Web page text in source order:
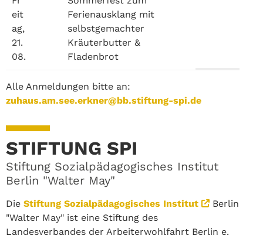
eit
ag,
21.
08.
Ferienausklang mit
selbstgemachter
Kräuterbutter &
Fladenbrot
Alle Anmeldungen bitte an:
zuhaus.am.see.erkner@bb.stiftung-spi.de
STIFTUNG SPI
Stiftung Sozialpädagogisches Institut
Berlin "Walter May"
Die Stiftung Sozialpädagogisches Institut
Berlin
"Walter May" ist eine Stiftung des
Landesverbandes der Arbeiterwohlfahrt Berlin e.